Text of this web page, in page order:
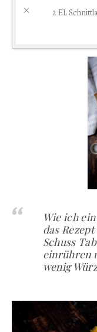
2 EL
Wie ich
das
Schuss
einrühren
wenig